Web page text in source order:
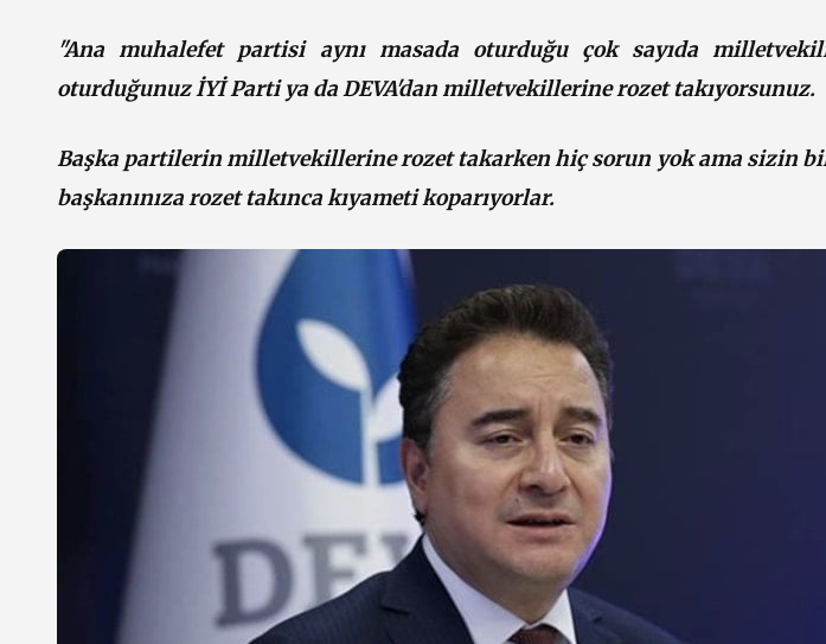
"Ana muhalefet partisi aynı masada oturduğu çok sayıda
oturduğunuz İYİ Parti ya da DEVA'dan milletvekillerine rozet takıyorsunuz.
Başka partilerin milletvekillerine rozet takarken hiç sorun yok ama sizin
başkanınıza rozet takınca kıyameti koparıyorlar.